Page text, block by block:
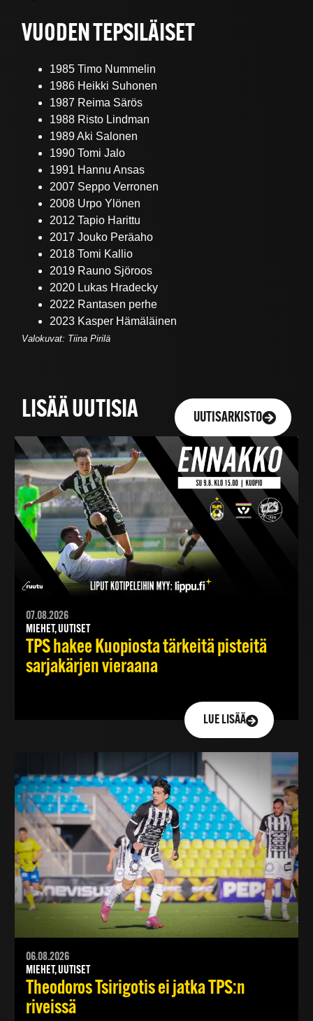
VUODEN TEPSILÄISET
1985 Timo Nummelin
1986 Heikki Suhonen
1987 Reima Särös
1988 Risto Lindman
1989 Aki Salonen
1990 Tomi Jalo
1991 Hannu Ansas
2007 Seppo Verronen
2008 Urpo Ylönen
2012 Tapio Harittu
2017 Jouko Peräaho
2018 Tomi Kallio
2019 Rauno Sjöroos
2020 Lukas Hradecky
2022 Rantasen perhe
2023 Kasper Hämäläinen
Valokuvat: Tiina Pirilä
LISÄÄ UUTISIA UUTISARKISTO
07.08.2026
MIEHET, UUTISET
TPS hakee Kuopiosta tärkeitä pisteitä
sarjakärjen vieraana
LUE LISÄÄ
06.08.2026
MIEHET, UUTISET
Theodoros Tsirigotis ei jatka TPS:n
riveissä